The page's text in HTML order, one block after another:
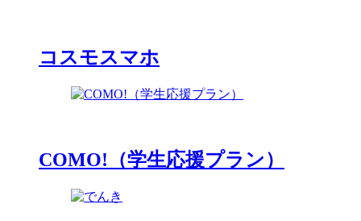
コスモスマホ
COMO!（学生応援プラン）